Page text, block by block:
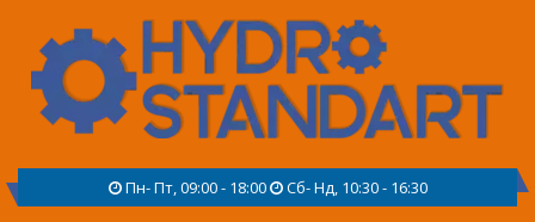
Пн- Пт, 09:00 - 18:00 Сб- Нд, 10:30 - 16:30